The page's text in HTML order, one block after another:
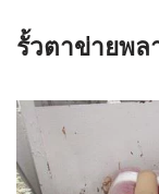
รั้วตาข่ายพล